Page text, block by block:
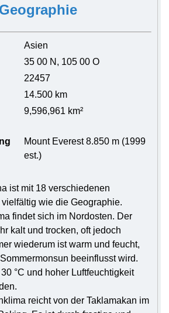
Geographie
Asien
35 00 N, 105 00 O
22457
14.500 km
9,596,961 km²
Mount Everest 8.850 m (1999
est.)
ist mit 18 verschiedenen
wie die Geographie.
findet sich im Nordosten. Der
kalt und trocken, oft jedoch
wiederum ist warm und feucht,
beeinflusst wird.
°C und hoher Luftfeuchtigkeit
reicht von der Taklamakan im